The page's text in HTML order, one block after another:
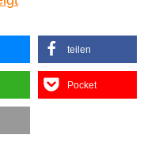
teilen
Pocket